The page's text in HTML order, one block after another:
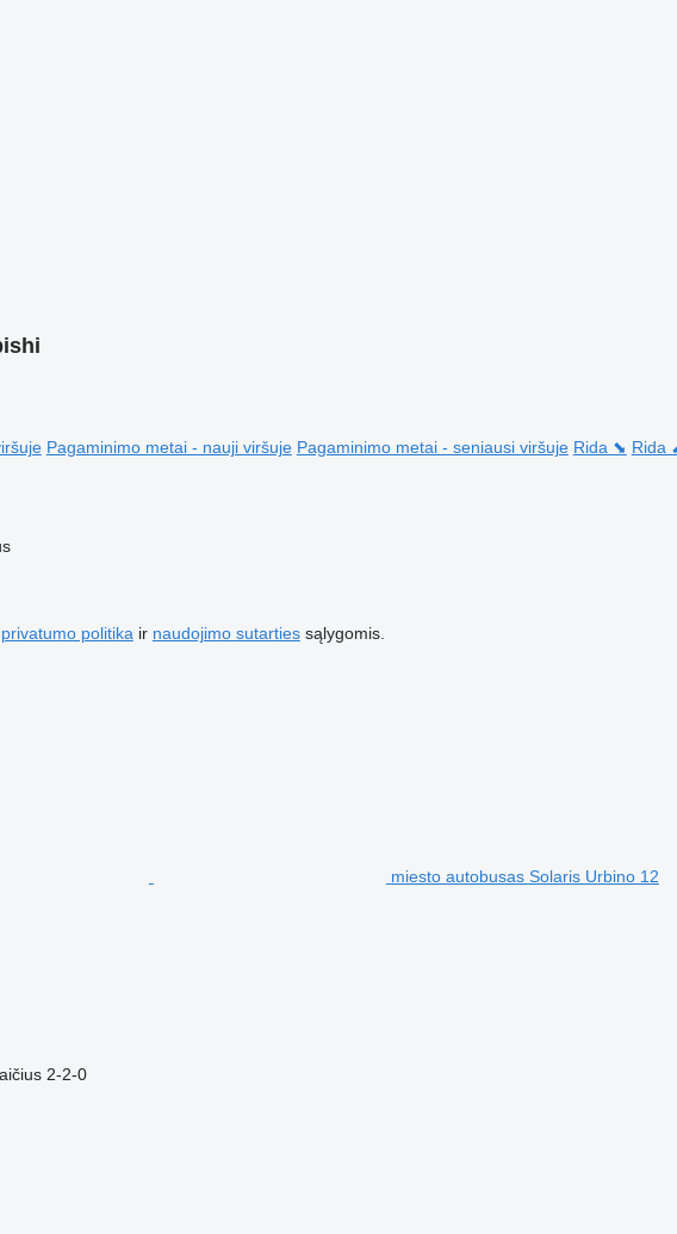
Pagaminimo metai - nauji viršuje Pagaminimo metai - seniausi viršuje Rida ⬊ Rida
privatumo politika ir naudojimo sutartiessąlygomis.
miesto autobusas Solaris Urbino 12
2-2-0